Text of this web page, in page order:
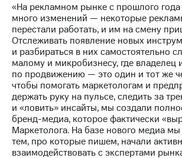
Описание
Программа
приобретения
Порядок
выкупа
акций
Дивиденды
Рынок
облигаций
Описание
Еврооблигации-2023
Уведомление
«На рекламном рынке с прошлого
много изменений — некоторые
перестали работать, и им на смену
Отслеживать появление новых
и разбираться в них самостоятельно
малому и микробизнесу, где владелец
по продвижению — это один и тот же
чтобы помогать маркетологам и
держать руку на пульсе, следить за
и «ловить» инсайты, мы создали
бренд-медиа, которое фактически
Маркетолога. На базе нового медиа
тем, про которые пишем, начали
взаимодействовать с экспертами